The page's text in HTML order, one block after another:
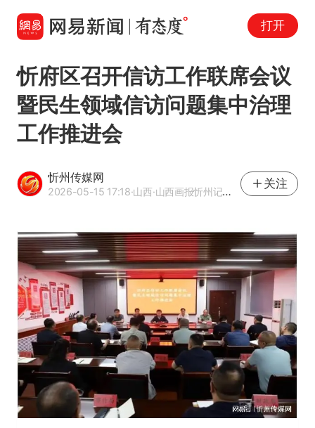
打开
忻府区召开信访工作联席会议
暨民生领域信访问题集中治理
工作推进会
忻州传媒网
2026-05-15 17:18·山西·山西画报忻州记者站官方网易号
关注